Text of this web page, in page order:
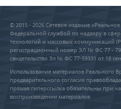
© 2015 - 2026 Сетевое издание
Федеральной службой по надзору в
технологий и массовых коммуникаций
регистрационный номер ЭЛ № ФС 77 -
свидетельство Эл № ФС 77-59331 от 18
Использование материалов Реального
предварительного согласия
прямая гиперссылка обязательны при
воспроизведении материалов.